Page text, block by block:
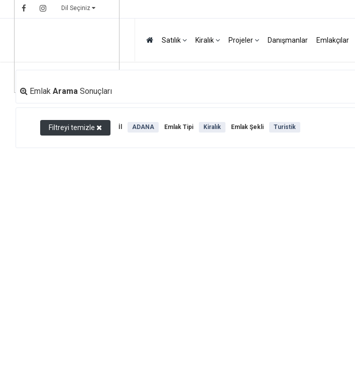
Dil Seçiniz
Satılık Kiralık Projeler Danışmanlar Emlakçılar
Emlak Arama Sonuçları
Filtreyi temizle İl ADANA Emlak Tipi Kiralık Emlak Şekli Turistik